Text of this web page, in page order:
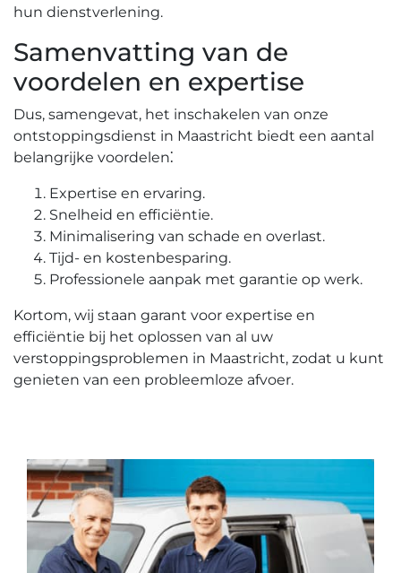
hun dienstverlening.​
Samenvatting van de
voordelen en expertise
Dus, samengevat, het inschakelen van onze
ontstoppingsdienst in Maastricht biedt een aantal
belangrijke voordelen⁚
Expertise en ervaring.​
Snelheid en efficiëntie.
Minimalisering van schade en overlast.​
Tijd- en kostenbesparing.​
Professionele aanpak met garantie op werk.
Kortom, wij staan garant voor expertise en
efficiëntie bij het oplossen van al uw
verstoppingsproblemen in Maastricht, zodat u kunt
genieten van een probleemloze afvoer.​